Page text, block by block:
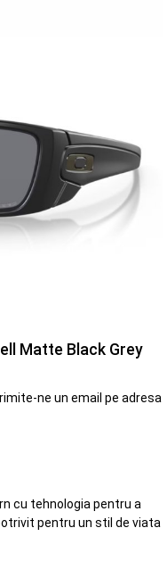
Matte Black Grey
ne un email pe adresa
cu tehnologia pentru a
pentru un stil de viata